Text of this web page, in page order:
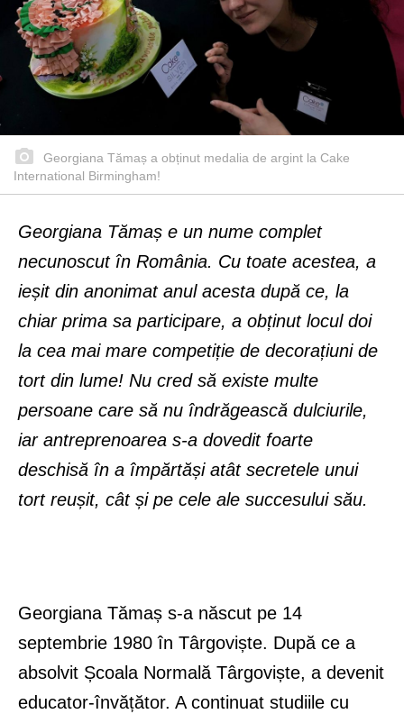
Georgiana Tămaș a obținut medalia de argint la Cake
International Birmingham!
Georgiana Tămaș e un nume complet
necunoscut în România. Cu toate acestea, a
ieșit din anonimat anul acesta după ce, la
chiar prima sa participare, a obținut locul doi
la cea mai mare competiție de decorațiuni de
tort din lume! Nu cred să existe multe
persoane care să nu îndrăgească dulciurile,
iar antreprenoarea s-a dovedit foarte
deschisă în a împărtăși atât secretele unui
tort reușit, cât și pe cele ale succesului său.
Georgiana Tămaș s-a născut pe 14
septembrie 1980 în Târgoviște. După ce a
absolvit Școala Normală Târgoviște, a devenit
educator-învățător. A continuat studiile cu